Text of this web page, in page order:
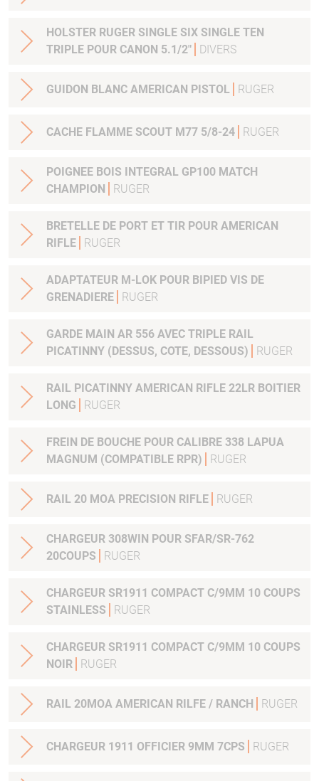
HOLSTER RUGER SINGLE SIX SINGLE TEN
TRIPLE POUR CANON 5.1/2"
DIVERS
GUIDON BLANC AMERICAN PISTOL RUGER
CACHE FLAMME SCOUT M77 5/8-24 RUGER
POIGNEE BOIS INTEGRAL GP100 MATCH
CHAMPION
RUGER
BRETELLE DE PORT ET TIR POUR AMERICAN
RIFLE
RUGER
ADAPTATEUR M-LOK POUR BIPIED VIS DE
GRENADIERE
RUGER
GARDE MAIN AR 556 AVEC TRIPLE RAIL
PICATINNY (DESSUS, COTE, DESSOUS)
RUGER
RAIL PICATINNY AMERICAN RIFLE 22LR BOITIER
LONG
RUGER
FREIN DE BOUCHE POUR CALIBRE 338 LAPUA
MAGNUM (COMPATIBLE RPR)
RUGER
RAIL 20 MOA PRECISION RIFLE RUGER
CHARGEUR 308WIN POUR SFAR/SR-762
20COUPS
RUGER
CHARGEUR SR1911 COMPACT C/9MM 10 COUPS
STAINLESS
RUGER
CHARGEUR SR1911 COMPACT C/9MM 10 COUPS
NOIR
RUGER
RAIL 20MOA AMERICAN RILFE / RANCH RUGER
CHARGEUR 1911 OFFICIER 9MM 7CPS RUGER